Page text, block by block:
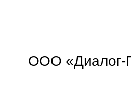
ООО «Диалог-